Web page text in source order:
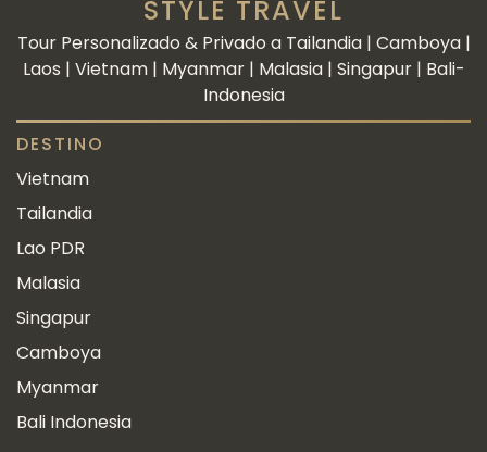
STYLE TRAVEL
Tour Personalizado & Privado a Tailandia | Camboya |
Laos | Vietnam | Myanmar | Malasia | Singapur | Bali-
Indonesia
DESTINO
Vietnam
Tailandia
Lao PDR
Malasia
Singapur
Camboya
Myanmar
Bali Indonesia